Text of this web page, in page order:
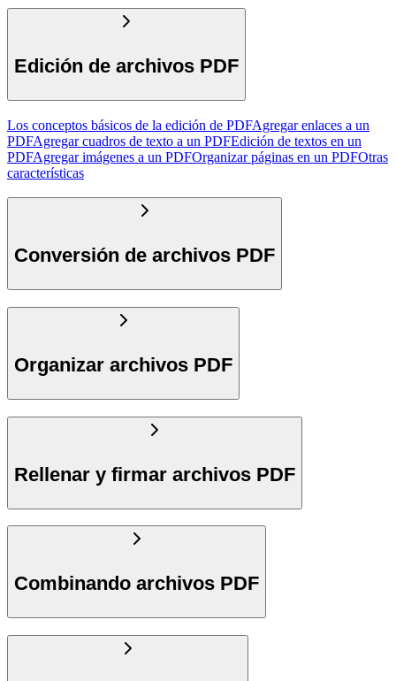
Edición de archivos PDF
Los conceptos básicos de la edición de PDFAgregar enlaces a un
PDFAgregar cuadros de texto a un PDFEdición de textos en un
PDFAgregar imágenes a un PDFOrganizar páginas en un PDFOtras
características
Conversión de archivos PDF
Organizar archivos PDF
Rellenar y firmar archivos PDF
Combinando archivos PDF